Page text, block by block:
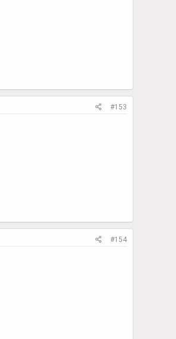
#153
#154